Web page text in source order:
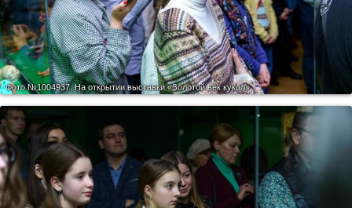
Фото №1004937.На открытии выставки «Золотой век кукол»